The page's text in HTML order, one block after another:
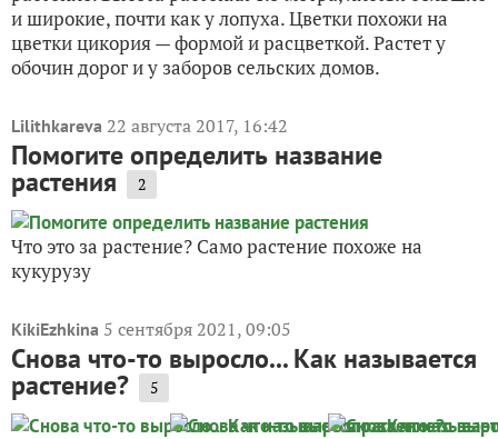
и широкие, почти как у лопуха. Цветки похожи на
цветки цикория — формой и расцветкой. Растет у
обочин дорог и у заборов сельских домов.
Lilithkareva 22 августа 2017, 16:42
Помогите определить название
растения 2
Что это за растение? Само растение похоже на
кукурузу
KikiEzhkina 5 сентября 2021, 09:05
Снова что-то выросло... Как называется
растение? 5